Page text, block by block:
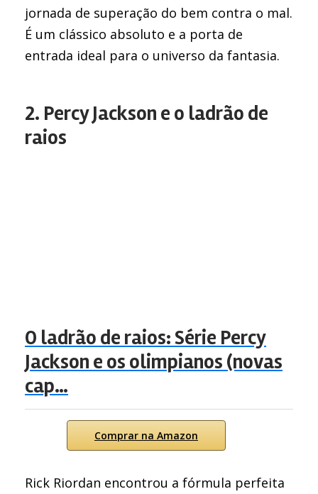
jornada de superação do bem contra o mal.
É um clássico absoluto e a porta de
entrada ideal para o universo da fantasia.
2. Percy Jackson e o ladrão de
raios
O ladrão de raios: Série Percy
Jackson e os olimpianos (novas
cap…
Comprar na Amazon
Rick Riordan encontrou a fórmula perfeita